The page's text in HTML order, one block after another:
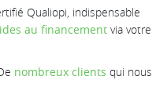
Qualiopi, indispensable
au financement via votre
nombreux clients qui nous